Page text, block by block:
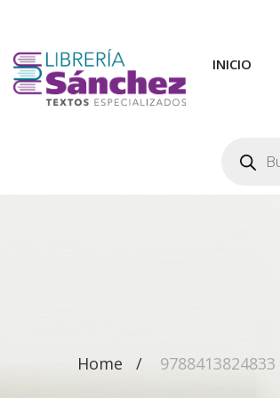
INICIO
productos
Home 9788413824833